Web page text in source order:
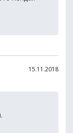
15.11.2018